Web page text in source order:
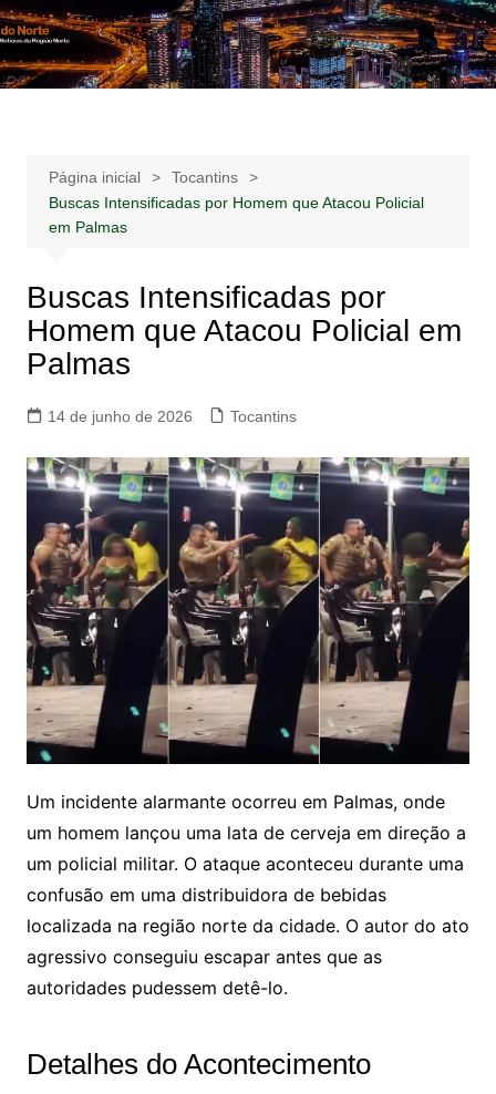
Ir
para
o
Notícias –
Publicidades –
Notícias – Publicidades – Anúncios
Página inicial
Tocantins
Buscas Intensificadas por Homem que Atacou Policial
em Palmas
Buscas Intensificadas por
Homem que Atacou Policial em
Palmas
14 de junho de 2026 Tocantins
Um incidente alarmante ocorreu em Palmas, onde
um homem lançou uma lata de cerveja em direção a
um policial militar. O ataque aconteceu durante uma
confusão em uma distribuidora de bebidas
localizada na região norte da cidade. O autor do ato
agressivo conseguiu escapar antes que as
autoridades pudessem detê-lo.
Detalhes do Acontecimento